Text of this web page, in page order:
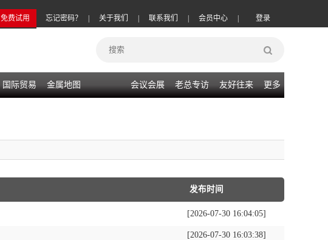
登录
会员中心
联系我们
关于我们
忘记密码？
免费试用
国际贸易 金属地图 会议会展 老总专访 友好往来 更多
发布时间
[2026-07-30 16:04:05]
[2026-07-30 16:03:38]